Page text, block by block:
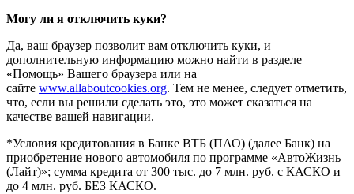
Могу ли я отключить куки?
Да, ваш браузер позволит вам отключить куки, и
дополнительную информацию можно найти в разделе
«Помощь» Вашего браузера или на
сайте www.allaboutcookies.org. Тем не менее, следует отметить,
что, если вы решили сделать это, это может сказаться на
качестве вашей навигации.
*Условия кредитования в Банке ВТБ (ПАО) (далее Банк) на
приобретение нового автомобиля по программе «АвтоЖизнь
(Лайт)»; сумма кредита от 300 тыс. до 7 млн. руб. с КАСКО и
до 4 млн. руб. БЕЗ КАСКО.